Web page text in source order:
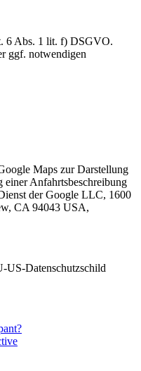
6 Abs. 1 lit. f) DSGVO.
ggf. notwendigen
Maps zur Darstellung
einer Anfahrtsbeschreibung
der Google LLC, 1600
CA 94043 USA,
US-Datenschutzschild